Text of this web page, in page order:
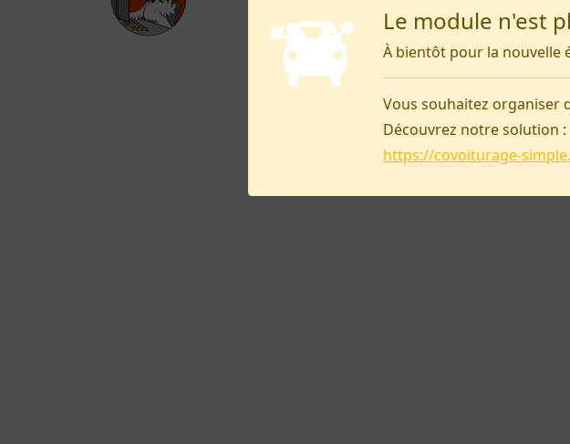
Le module n'est
À bientôt pour la nouvelle
Vous souhaitez organiser
Découvrez notre solution :
https://covoiturage-